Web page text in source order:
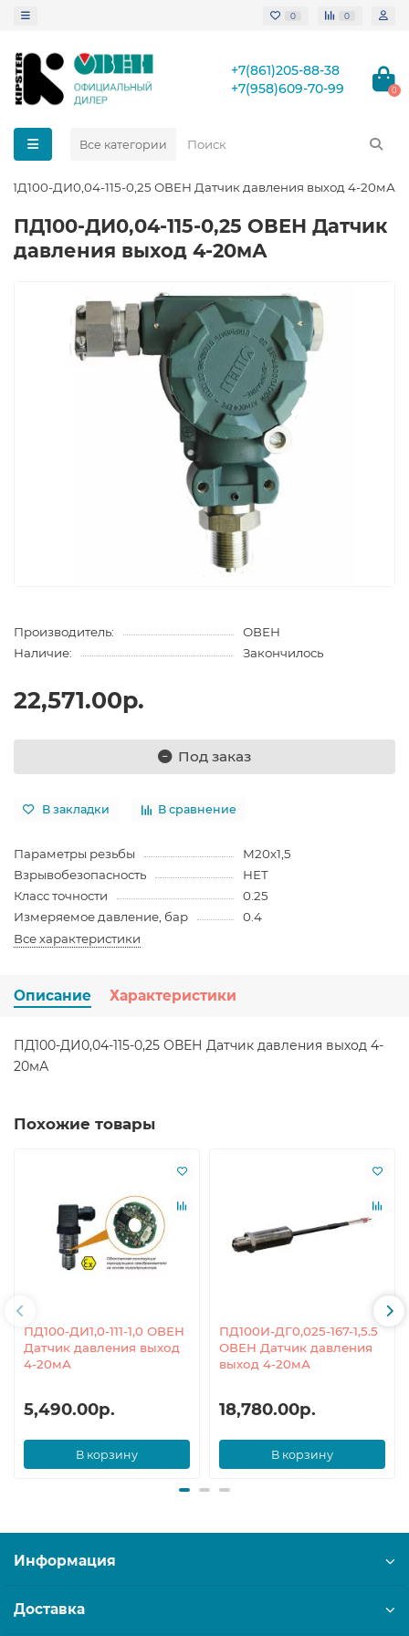
0 0
+7(861)205-88-38
+7(958)609-70-99
0
Все категории
ПД100-ДИ0,04-115-0,25 ОВЕН Датчик давления выход 4-20мА
ПД100-ДИ0,04-115-0,25 ОВЕН Датчик
давления выход 4-20мА
Производитель:
ОВЕН
Наличие:
Закончилось
22,571.00р.
Под заказ
В закладки В сравнение
Параметры резьбы
М20х1,5
Взрывобезопасность
НЕТ
Класс точности
0.25
Измеряемое давление, бар
0.4
Все характеристики
Описание Характеристики
ПД100-ДИ0,04-115-0,25 ОВЕН Датчик давления выход 4-
20мА
Похожие товары
ПД100-ДИ1,0-111-1,0 ОВЕН
Датчик давления выход
4-20мА
5,490.00р.
В корзину
ПД100И-ДГ0,025-167-1,5.5
ОВЕН Датчик давления
выход 4-20мА
18,780.00р.
В корзину
Информация
Доставка